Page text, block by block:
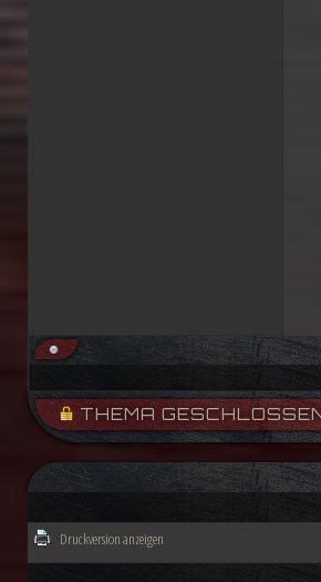
THEMA
Druckversion anzeigen